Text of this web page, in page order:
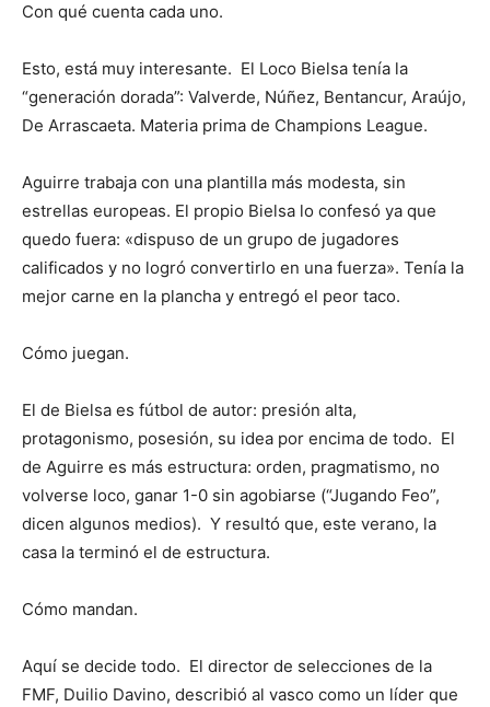
Con qué cuenta cada uno.
Esto, está muy interesante. El Loco Bielsa tenía la
“generación dorada”: Valverde, Núñez, Bentancur, Araújo,
De Arrascaeta. Materia prima de Champions League.
Aguirre trabaja con una plantilla más modesta, sin
estrellas europeas. El propio Bielsa lo confesó ya que
quedo fuera: «dispuso de un grupo de jugadores
calificados y no logró convertirlo en una fuerza». Tenía la
mejor carne en la plancha y entregó el peor taco.
Cómo juegan.
El de Bielsa es fútbol de autor: presión alta,
protagonismo, posesión, su idea por encima de todo. El
de Aguirre es más estructura: orden, pragmatismo, no
volverse loco, ganar 1-0 sin agobiarse (“Jugando Feo”,
dicen algunos medios). Y resultó que, este verano, la
casa la terminó el de estructura.
Cómo mandan.
Aquí se decide todo. El director de selecciones de la
FMF, Duilio Davino, describió al vasco como un líder que